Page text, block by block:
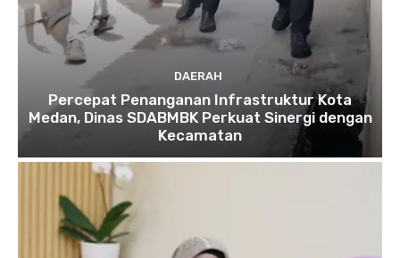
DAERAH
Percepat Penanganan Infrastruktur Kota
Medan, Dinas SDABMBK Perkuat Sinergi dengan
Kecamatan